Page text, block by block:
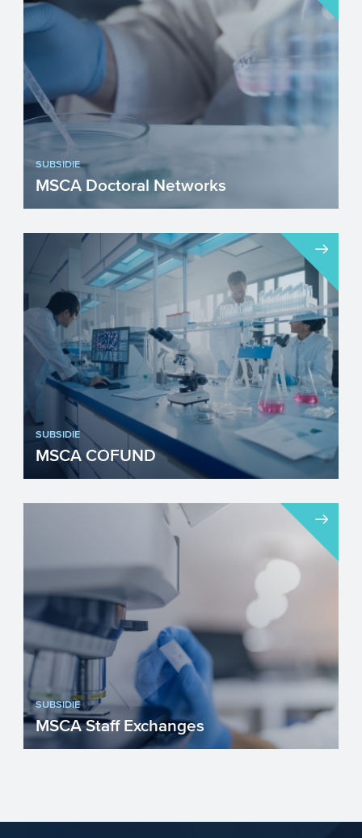
SUBSIDIE
MSCA Doctoral Networks
De Marie Skłodowska-Curie Doctoral
Networks (voorheen bekend als MSCA-
ITN) zijn onderdeel van het o...
SUBSIDIE
MSCA COFUND
Het Marie Skłodowska-Curie Actions
(MSCA) COFUND-programma (MSCA
SUBSIDIE
MSCA Staff Exchanges
ontwikkeling van duurzame samen...